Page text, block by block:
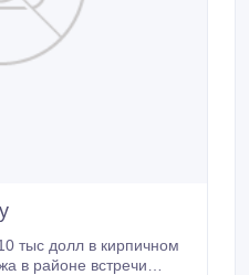
тыс долл в кирпичном
в районе встречи